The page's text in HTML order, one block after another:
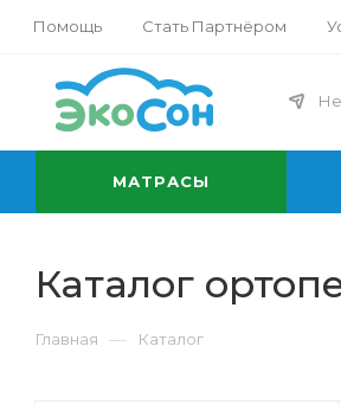
Помощь Стать Партнёром
МАТРАСЫ
Каталог
Главная — Каталог